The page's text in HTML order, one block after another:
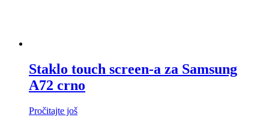
Staklo touch screen-a za Samsung
A72 crno
Pročitajte još